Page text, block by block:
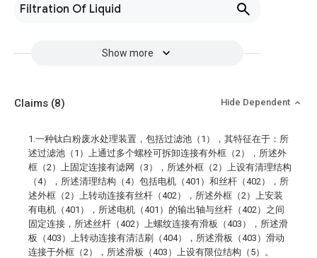
Filtration Of Liquid
Show more
Claims (8) Hide Dependent
1.一种钛白粉废水处理装置，包括过滤池（1），其特征在于：所
述过滤池（1）上通过多个螺栓可拆卸连接有外框（2），所述外
框（2）上固定连接有滤网（3），所述外框（2）上设有清理结构
（4），所述清理结构（4）包括电机（401）和丝杆（402），所
述外框（2）上转动连接有丝杆（402），所述外框（2）上安装
有电机（401），所述电机（401）的输出轴与丝杆（402）之间
固定连接，所述丝杆（402）上螺纹连接有滑板（403），所述滑
板（403）上转动连接有清洁刷（404），所述滑板（403）滑动
连接于外框（2），所述滑板（403）上设有限位结构（5）。